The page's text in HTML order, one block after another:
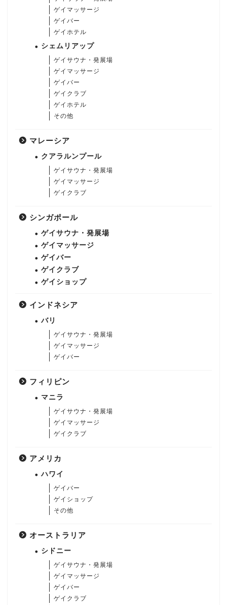
ゲイマッサージ
ゲイバー
ゲイホテル
シェムリアップ
ゲイサウナ・発展場
ゲイマッサージ
ゲイバー
ゲイクラブ
ゲイホテル
その他
マレーシア
クアラルンプール
ゲイサウナ・発展場
ゲイマッサージ
ゲイクラブ
シンガポール
ゲイサウナ・発展場
ゲイマッサージ
ゲイバー
ゲイクラブ
ゲイショップ
インドネシア
バリ
ゲイサウナ・発展場
ゲイマッサージ
ゲイバー
フィリピン
マニラ
ゲイサウナ・発展場
ゲイマッサージ
ゲイクラブ
アメリカ
ハワイ
ゲイバー
ゲイショップ
その他
オーストラリア
シドニー
ゲイサウナ・発展場
ゲイマッサージ
ゲイバー
ゲイクラブ